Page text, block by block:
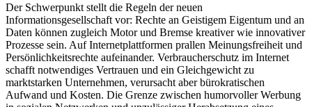
Der Schwerpunkt stellt die Regeln der neuen
Informationsgesellschaft vor: Rechte an Geistigem Eigentum und an
Daten können zugleich Motor und Bremse kreativer wie innovativer
Prozesse sein. Auf Internetplattformen prallen Meinungsfreiheit und
Persönlichkeitsrechte aufeinander. Verbraucherschutz im Internet
schafft notwendiges Vertrauen und ein Gleichgewicht zu
marktstarken Unternehmen, verursacht aber bürokratischen
Aufwand und Kosten. Die Grenze zwischen humorvoller Werbung